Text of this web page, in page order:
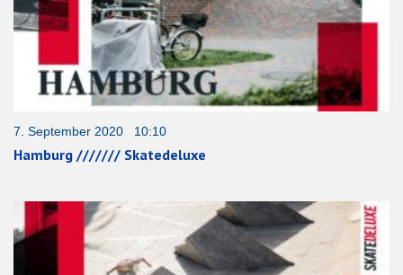
7. September 2020 10:10
Hamburg /////// Skatedeluxe